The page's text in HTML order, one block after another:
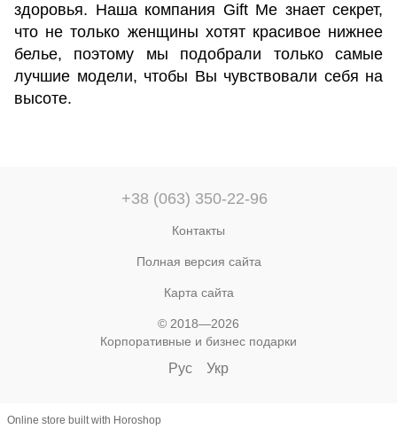
здоровья. Наша компания Gift Me знает секрет,
что не только женщины хотят красивое нижнее
белье, поэтому мы подобрали только самые
лучшие модели, чтобы Вы чувствовали себя на
высоте.
+38 (063) 350-22-96
Контакты
Полная версия сайта
Карта сайта
© 2018—2026
Корпоративные и бизнес подарки
Рус Укр
Online store built with Horoshop